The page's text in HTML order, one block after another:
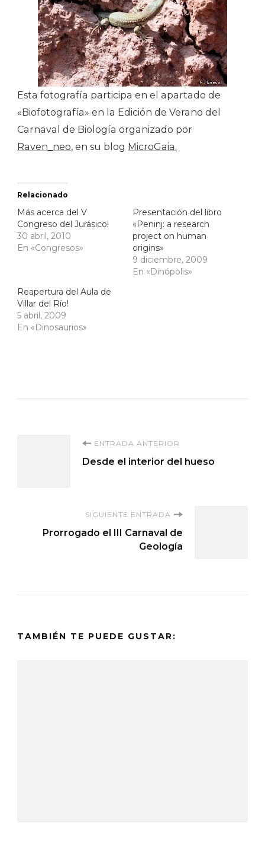
Esta fotografía participa en el apartado de
«Biofotografía» en la Edición de Verano del
Carnaval de Biología organizado por
Raven_neo, en su blog MicroGaia.
Relacionado
Más acerca del V
Congreso del Jurásico!
30 abril, 2010
En «Congresos»
Presentación del libro
«Peninj: a research
project on human
origins»
9 diciembre, 2009
En «Dinópolis»
Reapertura del Aula de
Villar del Río!
5 abril, 2009
En «Dinosaurios»
Navegación
entradas
ENTRADA ANTERIOR
Desde el interior del hueso
SIGUIENTE ENTRADA
Prorrogado el III Carnaval de
Geología
TAMBIÉN TE PUEDE GUSTAR: